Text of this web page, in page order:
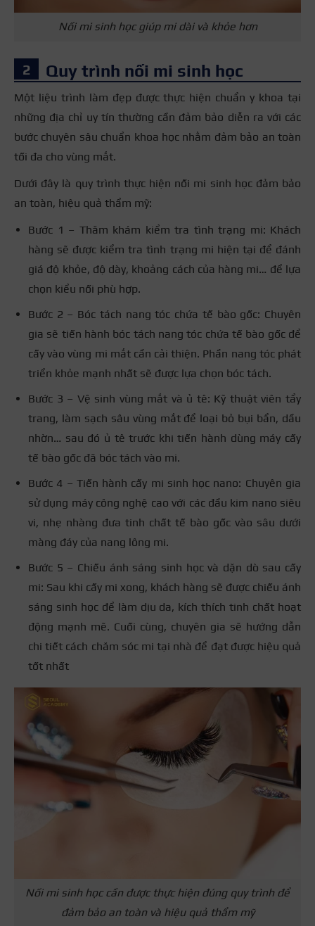
Nối mi sinh học giúp mi dài và khỏe hơn
Quy trình nối mi sinh học
Một liệu trình làm đẹp được thực hiện chuẩn y khoa tại
những địa chỉ uy tín thường cần đảm bảo diễn ra với các
bước chuyên sâu chuẩn khoa học nhằm đảm bảo an toàn
tối đa cho vùng mắt.
Dưới đây là quy trình thực hiện nối mi sinh học đảm bảo
an toàn, hiệu quả thẩm mỹ:
Bước 1 – Thăm khám kiểm tra tình trạng mi: Khách
hàng sẽ được kiểm tra tình trạng mi hiện tại để đánh
giá độ khỏe, độ dày, khoảng cách của hàng mi… để lựa
chọn kiểu nối phù hợp.
Bước 2 – Bóc tách nang tóc chứa tế bào gốc: Chuyên
gia sẽ tiến hành bóc tách nang tóc chứa tế bào gốc để
cấy vào vùng mi mắt cần cải thiện. Phần nang tóc phát
triển khỏe mạnh nhất sẽ được lựa chọn bóc tách.
Bước 3 – Vệ sinh vùng mắt và ủ tê: Kỹ thuật viên tẩy
trang, làm sạch sâu vùng mắt để loại bỏ bụi bẩn, dầu
nhờn… sau đó ủ tê trước khi tiến hành dùng máy cấy
tế bào gốc đã bóc tách vào mi.
Bước 4 – Tiến hành cấy mi sinh học nano: Chuyên gia
sử dụng máy công nghệ cao với các đầu kim nano siêu
vi, nhẹ nhàng đưa tinh chất tế bào gốc vào sâu dưới
màng đáy của nang lông mi.
Bước 5 – Chiếu ánh sáng sinh học và dặn dò sau cấy
mi: Sau khi cấy mi xong, khách hàng sẽ được chiếu ánh
sáng sinh học để làm dịu da, kích thích tinh chất hoạt
động mạnh mẽ. Cuối cùng, chuyên gia sẽ hướng dẫn
chi tiết cách chăm sóc mi tại nhà để đạt được hiệu quả
tốt nhất
Nối mi sinh học cần được thực hiện đúng quy trình để
đảm bảo an toàn và hiệu quả thẩm mỹ